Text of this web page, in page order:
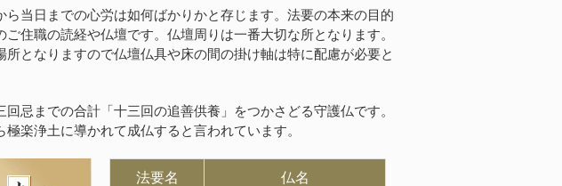
ら当日までの心労は如何ばかりかと存じます。法要の本来の目的
住職の読経や仏壇です。仏壇周りは一番大切な所となります。
所となりますので仏壇仏具や床の間の掛け軸は特に配慮が必要と
忌までの合計「十三回の追善供養」をつかさどる守護仏です。
楽浄土に導かれて成仏すると言われています。
法要名
仏名